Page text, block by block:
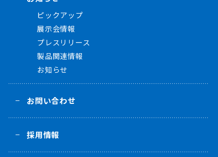
ピックアップ
展示会情報
プレスリリース
製品関連情報
お知らせ
お問い合わせ
採用情報